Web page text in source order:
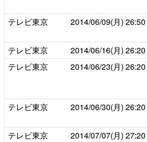
テレビ東京 2014/06/09(月) 26:50
テレビ東京 2014/06/16(月) 26:20
テレビ東京 2014/06/23(月) 26:20
テレビ東京 2014/06/30(月) 26:20
テレビ東京 2014/07/07(月) 27:20